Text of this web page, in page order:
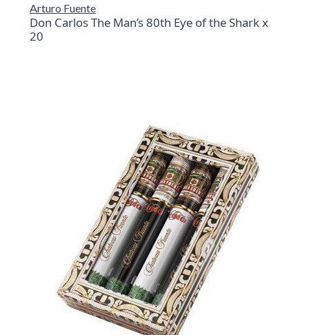
Arturo Fuente
Don Carlos The Man’s 80th Eye of the Shark x
20